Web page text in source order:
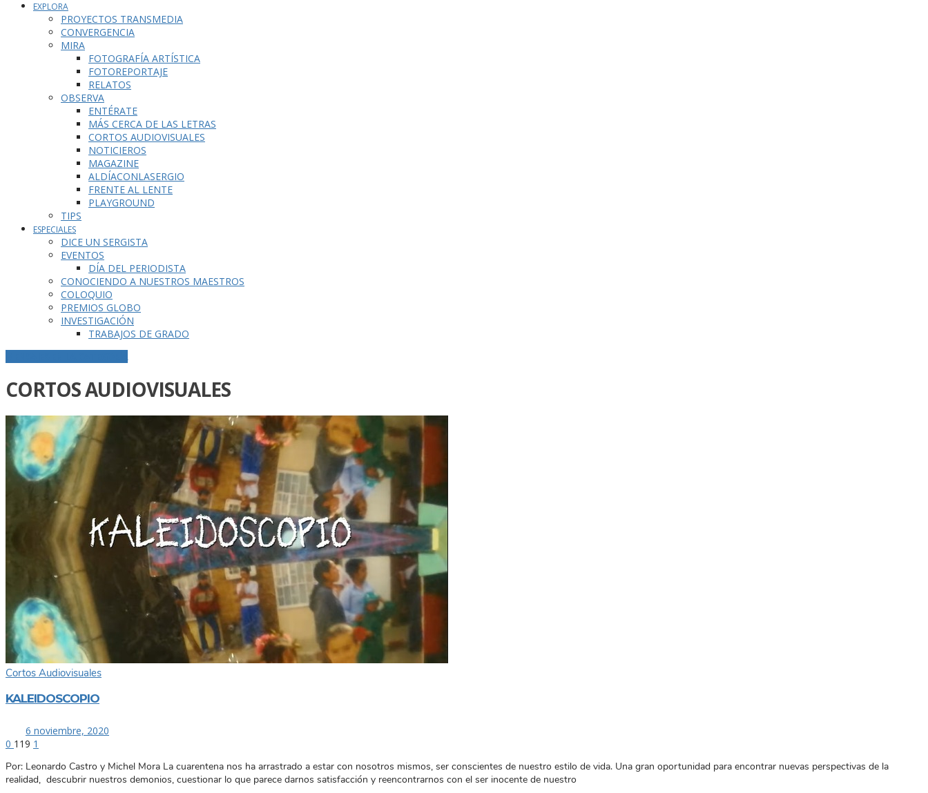
EXPLORA
PROYECTOS TRANSMEDIA
CONVERGENCIA
MIRA
FOTOGRAFÍA ARTÍSTICA
FOTOREPORTAJE
RELATOS
OBSERVA
ENTÉRATE
MÁS CERCA DE LAS LETRAS
CORTOS AUDIOVISUALES
NOTICIEROS
MAGAZINE
ALDÍACONLASERGIO
FRENTE AL LENTE
PLAYGROUND
TIPS
ESPECIALES
DICE UN SERGISTA
EVENTOS
DÍA DEL PERIODISTA
CONOCIENDO A NUESTROS MAESTROS
COLOQUIO
PREMIOS GLOBO
INVESTIGACIÓN
TRABAJOS DE GRADO
CORTOS AUDIOVISUALES
Cortos Audiovisuales
KALEIDOSCOPIO
6 noviembre, 2020
0 119 1
Por: Leonardo Castro y Michel Mora La cuarentena nos ha arrastrado a estar con nosotros mismos, ser conscientes de nuestro estilo de vida. Una gran oportunidad para encontrar nuevas perspectivas de la
realidad, descubrir nuestros demonios, cuestionar lo que parece darnos satisfacción y reencontrarnos con el ser inocente de nuestro